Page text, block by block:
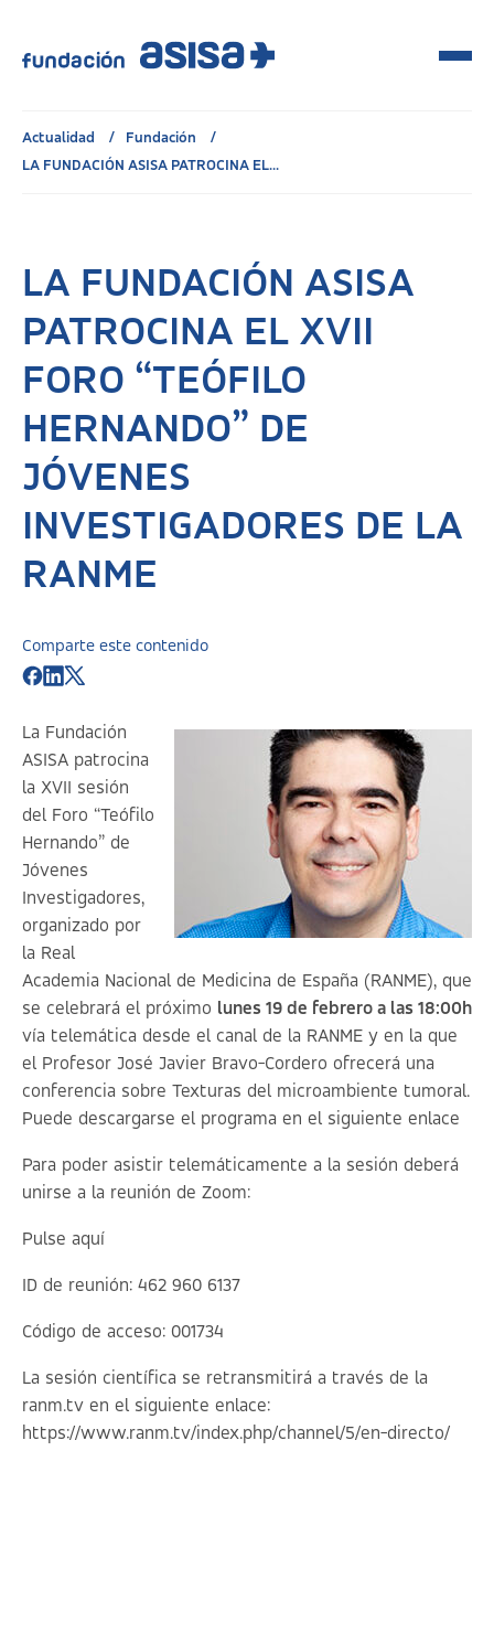
Actualidad
Fundación
LA FUNDACIÓN ASISA PATROCINA EL...
LA FUNDACIÓN ASISA
PATROCINA EL XVII
FORO “TEÓFILO
HERNANDO” DE
JÓVENES
INVESTIGADORES DE LA
RANME
Comparte este contenido
La Fundación
ASISA patrocina
la XVII sesión
del Foro “Teófilo
Hernando” de
Jóvenes
Investigadores,
organizado por
la Real
Academia Nacional de Medicina de España (RANME), que
se celebrará el próximo lunes 19 de febrero a las 18:00h
vía telemática desde el canal de la RANME y en la que
el Profesor José Javier Bravo-Cordero ofrecerá una
conferencia sobre Texturas del microambiente tumoral.
Puede descargarse el programa en el siguiente enlace
Para poder asistir telemáticamente a la sesión deberá
unirse a la reunión de Zoom:
Pulse aquí
ID de reunión: 462 960 6137
Código de acceso: 001734
La sesión científica se retransmitirá a través de la
ranm.tv en el siguiente enlace:
https://www.ranm.tv/index.php/channel/5/en-directo/